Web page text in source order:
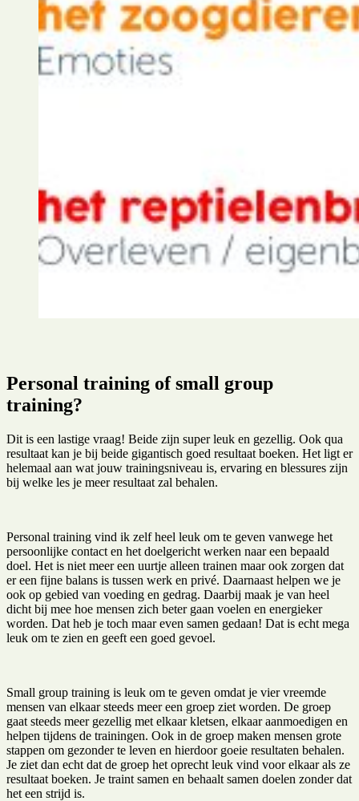
Personal training of small group
training?
Dit is een lastige vraag! Beide zijn super leuk en gezellig. Ook qua
resultaat kan je bij beide gigantisch goed resultaat boeken. Het ligt er
helemaal aan wat jouw trainingsniveau is, ervaring en blessures zijn
bij welke les je meer resultaat zal behalen.
Personal training vind ik zelf heel leuk om te geven vanwege het
persoonlijke contact en het doelgericht werken naar een bepaald
doel. Het is niet meer een uurtje alleen trainen maar ook zorgen dat
er een fijne balans is tussen werk en privé. Daarnaast helpen we je
ook op gebied van voeding en gedrag. Daarbij maak je van heel
dicht bij mee hoe mensen zich beter gaan voelen en energieker
worden. Dat heb je toch maar even samen gedaan! Dat is echt mega
leuk om te zien en geeft een goed gevoel.
Small group training is leuk om te geven omdat je vier vreemde
mensen van elkaar steeds meer een groep ziet worden. De groep
gaat steeds meer gezellig met elkaar kletsen, elkaar aanmoedigen en
helpen tijdens de trainingen. Ook in de groep maken mensen grote
stappen om gezonder te leven en hierdoor goeie resultaten behalen.
Je ziet dan echt dat de groep het oprecht leuk vind voor elkaar als ze
resultaat boeken. Je traint samen en behaalt samen doelen zonder dat
het een strijd is.